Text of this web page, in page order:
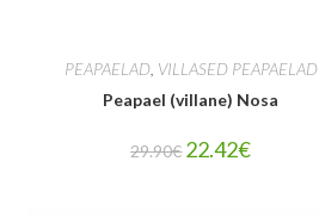
PEAPAELAD, VILLASED PEAPAELAD
Peapael (villane) Nosa
29.90€ 22.42€